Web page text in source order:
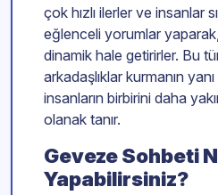
çok hızlı ilerler ve insanlar
eğlenceli yorumlar
dinamik hale getirirler. Bu
arkadaşlıklar kurmanın
insanların birbirini daha
olanak tanır.
Geveze Sohbeti
Yapabilirsiniz?